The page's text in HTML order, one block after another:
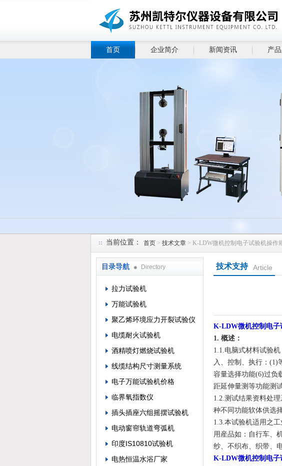
首页 企业简介 新闻资讯 产
当前位置： 首页 > 技术文章 > K-LDW微机控制电子试验机操作
目录导航 Directory
拉力试验机
万能试验机
聚乙烯环境应力开裂试验仪
电缆耐火试验机
酒精喷灯燃烧试验机
线缆结构尺寸测量系统
电子万能试验机价格
临界氧指数仪
插头插座六组摇摆试验机
电动窗帘轨道弯弧机
印度IS10810试验机
电热恒温水浴厂家
技术支持 Article
K-LDW微机控制电子
1. 概述：
1.1.电脑式材料试验
入、控制、执行：(1)
容量选择功能(6)过负
距延伸量测等功能测试
1.2.测试结果资料处
种不同功能软体供选
1.3.本试验机适用之
用産品如：自行车、
纱、不织布、织带、
K-LDW微机控制电子